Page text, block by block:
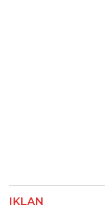
IKLAN